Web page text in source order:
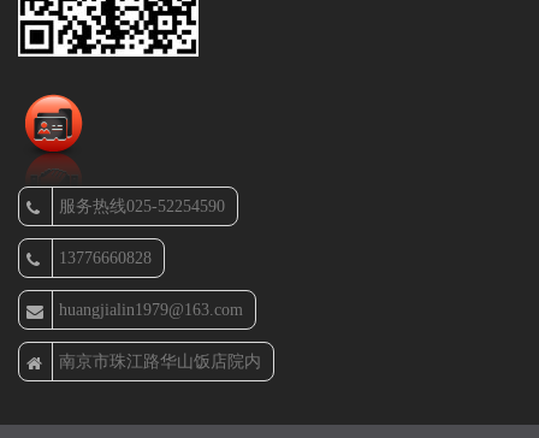
服务热线025-52254590
13776660828
huangjialin1979@163.com
南京市珠江路华山饭店院内